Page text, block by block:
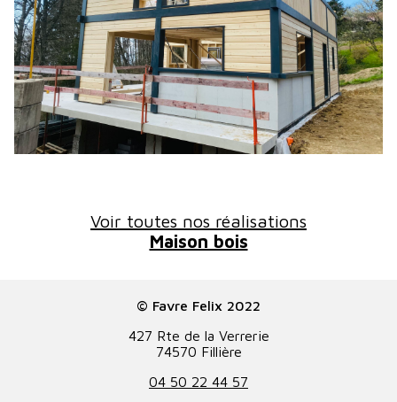
Voir toutes nos réalisations
Maison bois
© Favre Felix 2022
427 Rte de la Verrerie
74570 Fillière
04 50 22 44 57